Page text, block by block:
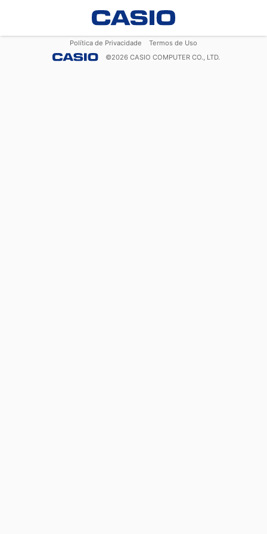
Política de Privacidade
Termos de Uso
©2026 CASIO COMPUTER CO., LTD.